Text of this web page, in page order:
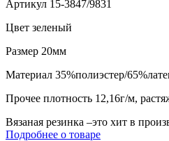
Артикул 15-3847/9831
Цвет зеленый
Размер 20мм
Материал 35%полиэстер/
Прочее плотность 12,16г/м,
Вязаная резинка –это хит в
Подробнее о товаре